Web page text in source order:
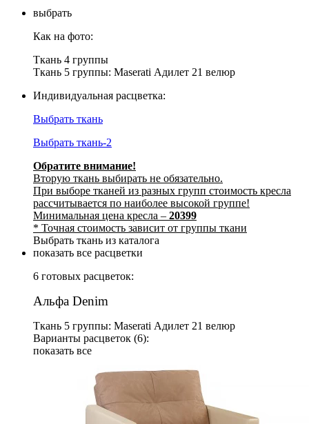
выбрать
Как на фото:
Ткань 4 группы
Ткань 5 группы: Maserati Адилет 21 велюр
Индивидуальная расцветка:
Выбрать ткань
Выбрать ткань-2
Обратите внимание!
Вторую ткань выбирать не обязательно.
При выборе тканей из разных групп стоимость кресла
рассчитывается по наиболее высокой группе!
Минимальная цена кресла – 20399
* Точная стоимость зависит от группы ткани
Выбрать ткань из каталога
показать все расцветки
6 готовых расцветок:
Альфа Denim
Ткань 5 группы: Maserati Адилет 21 велюр
Варианты расцветок (6):
показать все